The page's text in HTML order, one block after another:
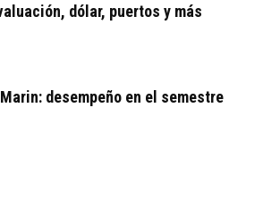
dólar, puertos y más
desempeño en el semestre